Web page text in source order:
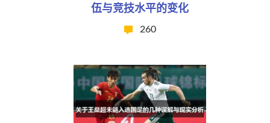
伍与竞技水平的变化
260